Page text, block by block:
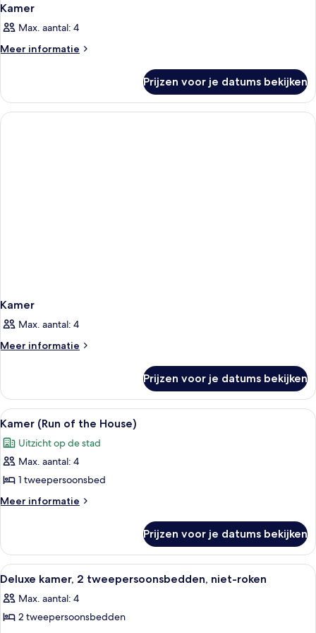
Kamer
Max. aantal: 4
Meer informatie
Meer
Prijzen voor je datums bekijken
Kamer
Max. aantal: 4
Meer informatie
Meer
Prijzen voor je datums bekijken
Alle
foto's
voor
Kamer
(Run
of
laden
Een hotelkamer met een groot bed,
3
Kamer (Run of the House)
Uitzicht op de stad
Max. aantal: 4
1 tweepersoonsbed
Meer informatie
Meer
(Run
of
the
Prijzen voor je datums bekijken
Alle
foto's
voor
Deluxe
Een hotelkamer met twee bedden,
2
Deluxe kamer, 2 tweepersoonsbedden, niet-roken
Max. aantal: 4
2 tweepersoonsbedden